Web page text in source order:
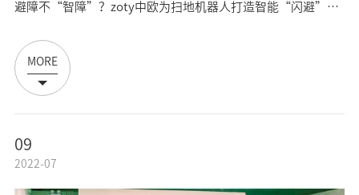
避障不“智障”？zoty中欧为扫地机器人打造智能“闪避”系统
MORE
09
2022-07